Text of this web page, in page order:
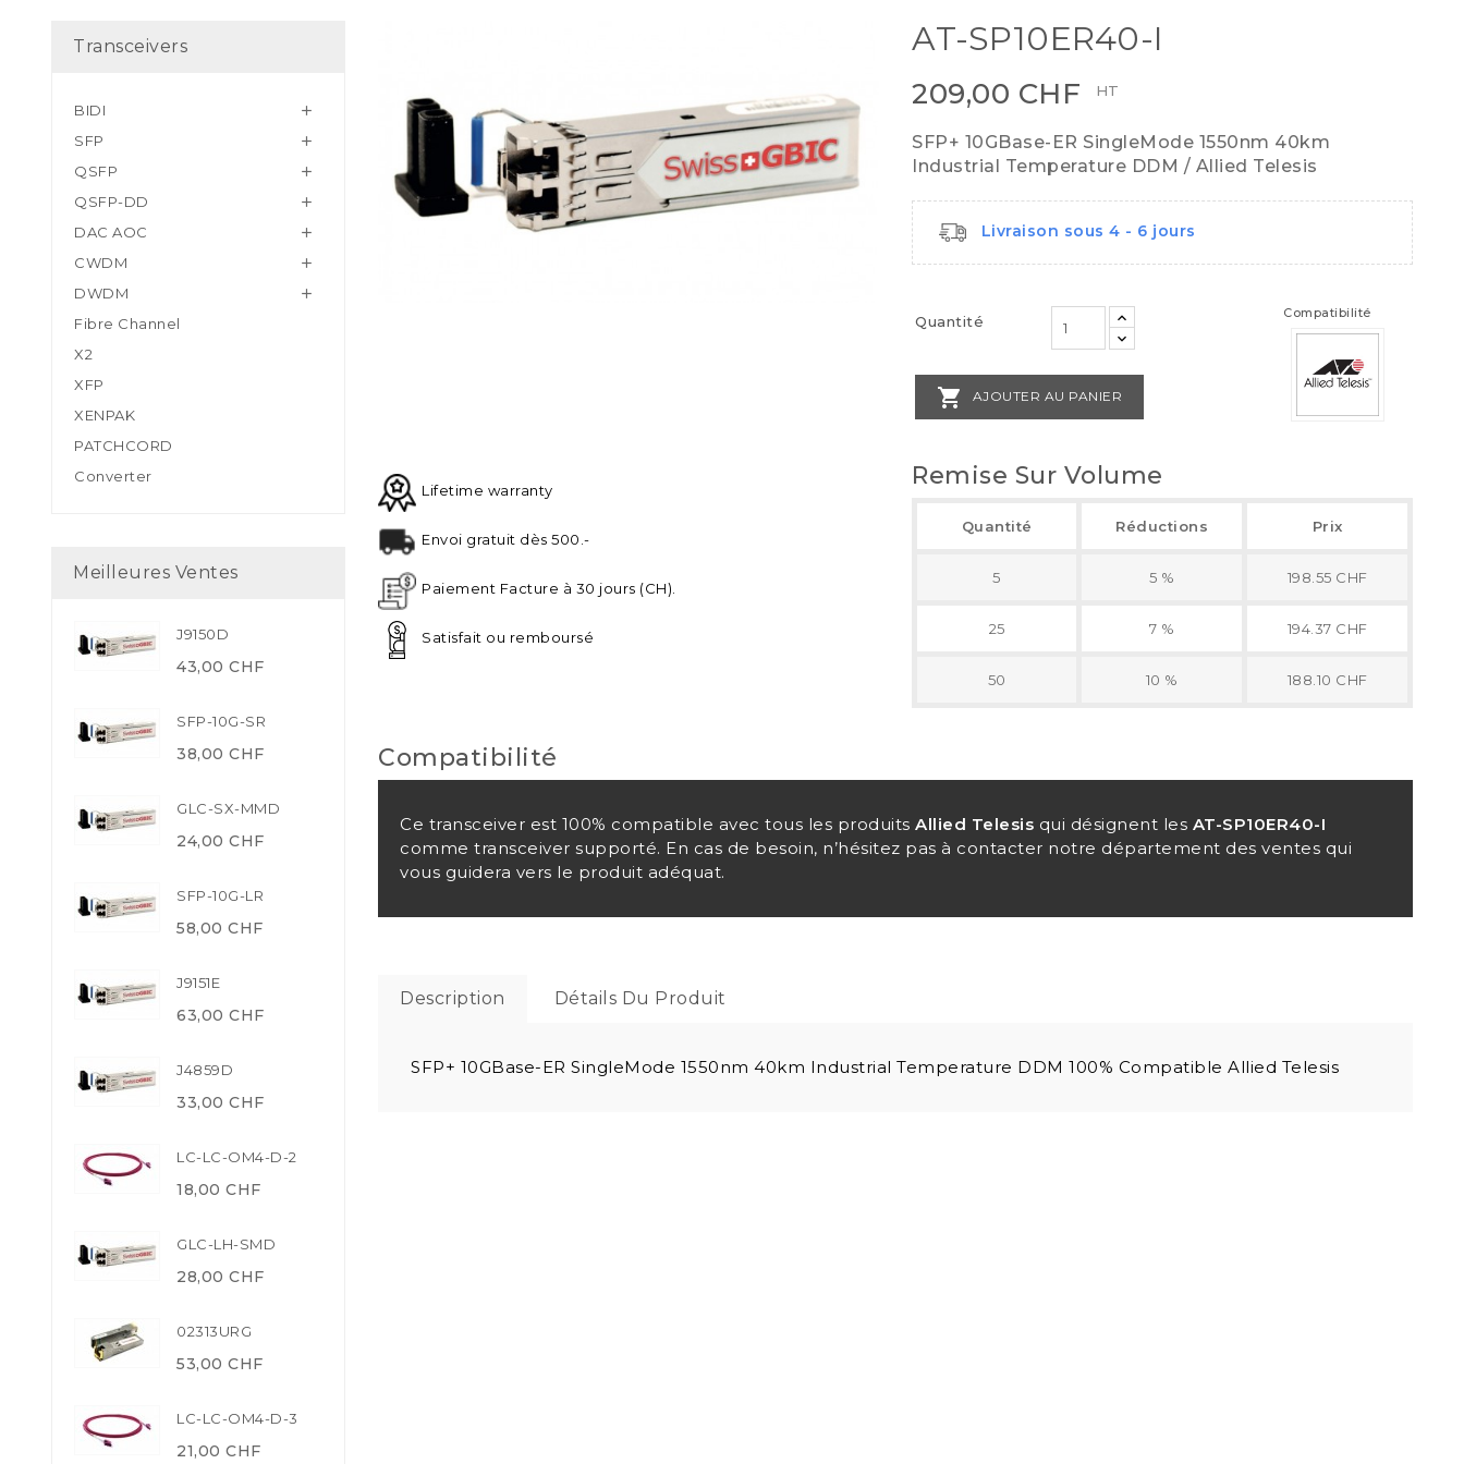
Transceivers
BIDI 
SFP 
QSFP 
QSFP-DD 
DAC AOC 
CWDM 
DWDM 
Fibre Channel
X2
XFP
XENPAK
PATCHCORD
Converter
Meilleures Ventes
J9150D
43,00 CHF
SFP-10G-SR
38,00 CHF
GLC-SX-MMD
24,00 CHF
SFP-10G-LR
58,00 CHF
J9151E
63,00 CHF
J4859D
33,00 CHF
LC-LC-OM4-D-2
18,00 CHF
GLC-LH-SMD
28,00 CHF
02313URG
53,00 CHF
LC-LC-OM4-D-3
21,00 CHF
AT-SP10ER40-I
209,00 CHF HT
SFP+ 10GBase-ER SingleMode 1550nm 40km
Industrial Temperature DDM / Allied Telesis
Livraison sous 4 - 6 jours
Quantité
 AJOUTER AU PANIER
Compatibilité
Lifetime warranty
Envoi gratuit dès 500.-
Paiement Facture à 30 jours (CH).
Satisfait ou remboursé
Remise Sur Volume
Quantité Réductions Prix
5 5 % 198.55 CHF
25 7 % 194.37 CHF
50 10 % 188.10 CHF
Compatibilité
Ce transceiver est 100% compatible avec tous les produits Allied Telesis qui désignent les AT-SP10ER40-I
comme transceiver supporté. En cas de besoin, n’hésitez pas à contacter notre département des ventes qui
vous guidera vers le produit adéquat.
Description Détails Du Produit
SFP+ 10GBase-ER SingleMode 1550nm 40km Industrial Temperature DDM 100% Compatible Allied Telesis